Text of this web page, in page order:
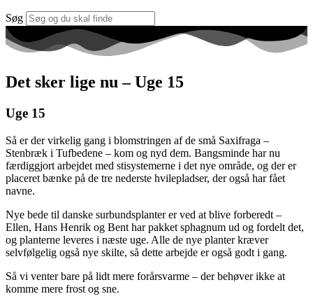
Søg
Det sker lige nu – Uge 15
Uge 15
Så er der virkelig gang i blomstringen af de små Saxifraga –
Stenbræk i Tufbedene – kom og nyd dem. Bangsminde har nu
færdiggjort arbejdet med stisystemerne i det nye område, og der er
placeret bænke på de tre nederste hvilepladser, der også har fået
navne.
Nye bede til danske surbundsplanter er ved at blive forberedt –
Ellen, Hans Henrik og Bent har pakket sphagnum ud og fordelt det,
og planterne leveres i næste uge. Alle de nye planter kræver
selvfølgelig også nye skilte, så dette arbejde er også godt i gang.
Så vi venter bare på lidt mere forårsvarme – der behøver ikke at
komme mere frost og sne.